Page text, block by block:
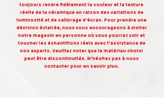
toujours rendre fidèlement la couleur et la texture
réelle de la céramique en raison des variations de
luminosité et de calibrage d'écran. Pour prendre une
décision éclairée, nous vous encourageons à visiter
notre magasin en personne où vous pourrez voir et
toucher les échantillons réels avec l'assistance de
nos experts. Veuillez noter que le matériau choisi
peut être discontinuités. N'hésitez pas à nous
contacter pour en savoir plus.